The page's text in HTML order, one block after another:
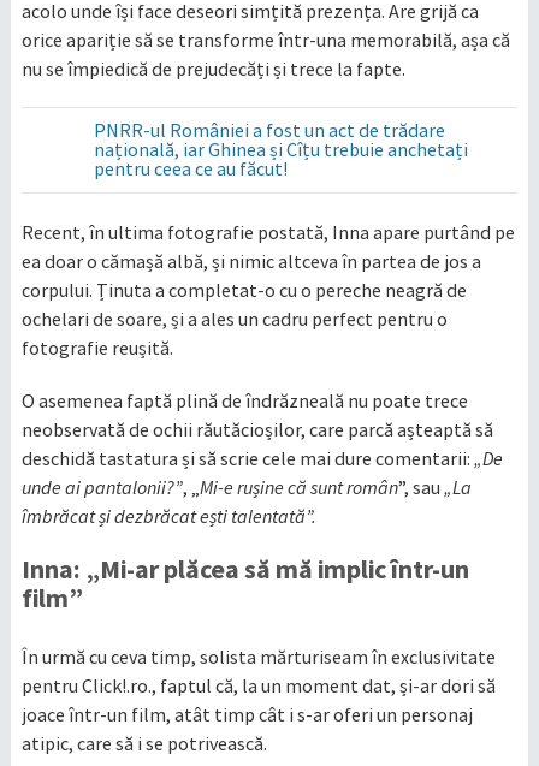
acolo unde își face deseori simțită prezența. Are grijă ca
orice apariție să se transforme într-una memorabilă, așa că
nu se împiedică de prejudecăți și trece la fapte.
PNRR-ul României a fost un act de trădare
națională, iar Ghinea și Cîțu trebuie anchetați
pentru ceea ce au făcut!
Recent, în ultima fotografie postată, Inna apare purtând pe
ea doar o cămașă albă, și nimic altceva în partea de jos a
corpului. Ținuta a completat-o cu o pereche neagră de
ochelari de soare, și a ales un cadru perfect pentru o
fotografie reușită.
O asemenea faptă plină de îndrăzneală nu poate trece
neobservată de ochii răutăcioșilor, care parcă așteaptă să
deschidă tastatura și să scrie cele mai dure comentarii: „De
unde ai pantalonii?”, „ Mi-e rușine că sunt român”, sau „La
îmbrăcat și dezbrăcat ești talentată”.
Inna: „Mi-ar plăcea să mă implic într-un
film”
În urmă cu ceva timp, solista mărturiseam în exclusivitate
pentru Click!.ro., faptul că, la un moment dat, și-ar dori să
joace într-un film, atât timp cât i s-ar oferi un personaj
atipic, care să i se potrivească.